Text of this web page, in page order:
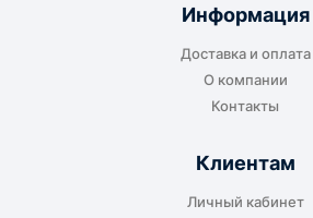
Информация
Доставка и оплата
О компании
Контакты
Клиентам
Личный кабинет